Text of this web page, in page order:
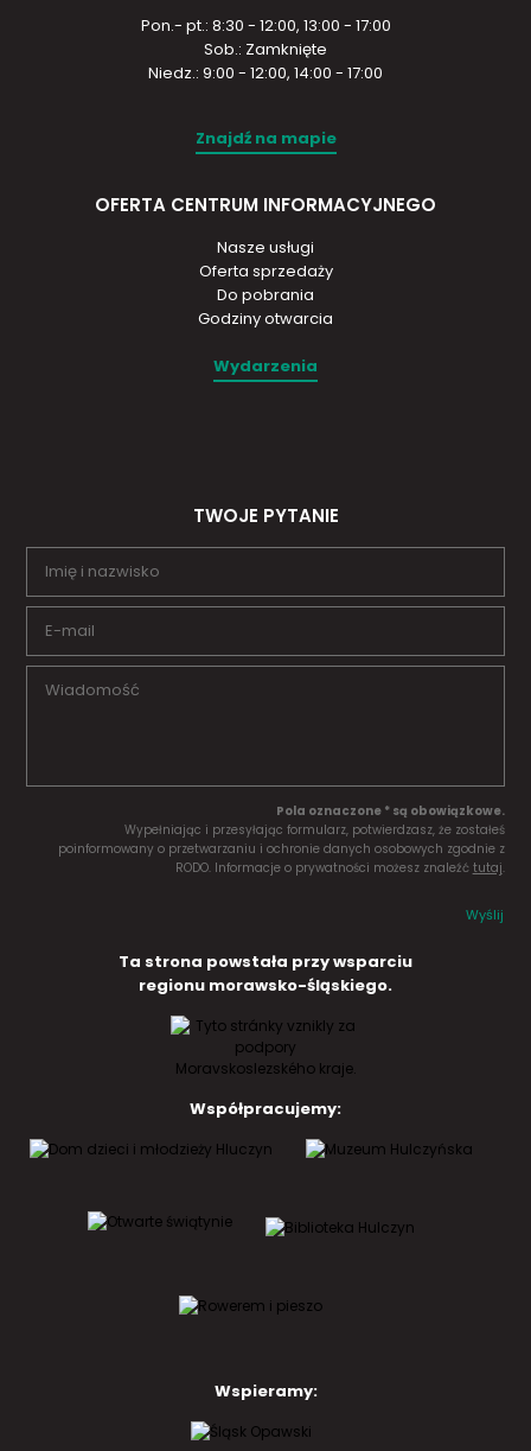
Pon.- pt.: 8:30 - 12:00, 13:00 - 17:00
Sob.: Zamknięte
Niedz.: 9:00 - 12:00, 14:00 - 17:00
Znajdź na mapie
OFERTA CENTRUM INFORMACYJNEGO
Nasze usługi
Oferta sprzedaży
Do pobrania
Godziny otwarcia
Wydarzenia
TWOJE PYTANIE
Pola oznaczone * są obowiązkowe.
Wypełniając i przesyłając formularz, potwierdzasz, że zostałeś
poinformowany o przetwarzaniu i ochronie danych osobowych zgodnie z
RODO. Informacje o prywatności możesz znaleźć tutaj.
Wyślij
Ta strona powstała przy wsparciu
regionu morawsko-śląskiego.
Współpracujemy:
Wspieramy: